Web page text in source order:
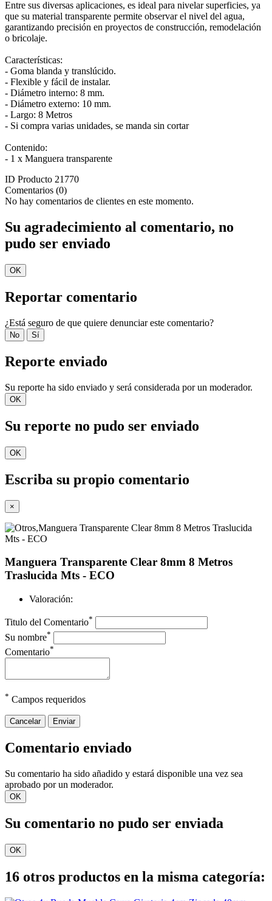
Entre sus diversas aplicaciones, es ideal para nivelar superficies, ya
que su material transparente permite observar el nivel del agua,
garantizando precisión en proyectos de construcción, remodelación
o bricolaje.
Características:
- Goma blanda y translúcido.
- Flexible y fácil de instalar.
- Diámetro interno: 8 mm.
- Diámetro externo: 10 mm.
- Largo: 8 Metros
- Si compra varias unidades, se manda sin cortar
Contenido:
- 1 x Manguera transparente
ID Producto 21770
Comentarios (0)
No hay comentarios de clientes en este momento.
Su agradecimiento al comentario, no
pudo ser enviado
OK
Reportar comentario
¿Está seguro de que quiere denunciar este comentario?
No Sí
Reporte enviado
Su reporte ha sido enviado y será considerada por un moderador.
OK
Su reporte no pudo ser enviado
OK
Escriba su propio comentario
×
Manguera Transparente Clear 8mm 8 Metros
Traslucida Mts - ECO
Valoración:
Titulo del Comentario*
Su nombre*
Comentario*
* Campos requeridos
Cancelar Enviar
Comentario enviado
Su comentario ha sido añadido y estará disponible una vez sea
aprobado por un moderador.
OK
Su comentario no pudo ser enviada
OK
16 otros productos en la misma categoría: